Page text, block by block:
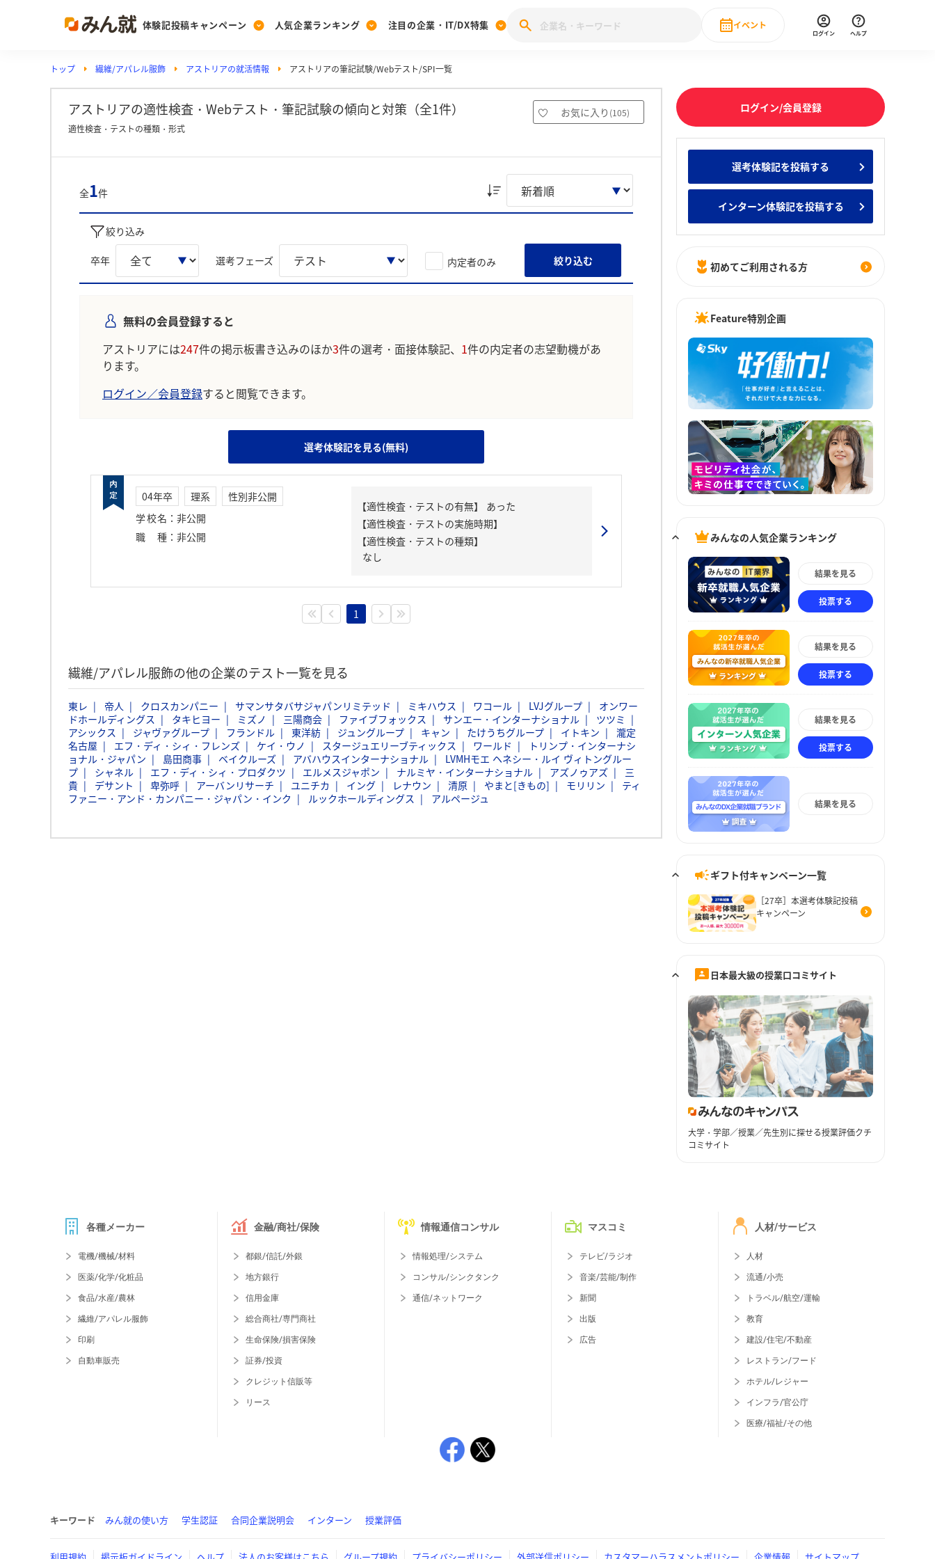
体験記投稿キャンペーン
Post
投稿する
[27卒] 本選考体験記投稿キャンペーン
人気企業ランキング
Ranking
ランキングを見る
みんなのDX企業就職ブランド調査
Vote みんなの新卒就職人気企業ランキング みんなのインターン人気企業ランキ
注目の企業・IT/DX特集
PickUp
注目の企業特集
注目の企業特集
28卒 IT・DX現場社員インタビュー
イベント
直近のイベント一覧
ログイン ヘルプ
トップ 繊維/アパレル服飾 アストリアの就活情報 アストリアの筆記試験/Webテスト/SPI一覧
アストリアの適性検査・Webテスト・筆記試験の傾向と対策（全1件） お気に入り (105)
適性検査・テストの種類・形式
全1件
絞り込み
卒年 選考フェーズ 内定者のみ 絞り込む
無料の会員登録すると
アストリアには247件の掲示板書き込みのほか3件の選考・面接体験記、 1件の内定者の志望動機があ
ります。
ログイン／会員登録すると閲覧できます。
選考体験記を見る(無料)
04年卒 理系
性別非公開
学校名 ： 非公開
職種 ： 非公開
【適性検査・テストの種類】
なし
1
繊維/アパレル服飾の他の企業のテスト一覧を見る
東レ 帝人 クロスカンパニー サマンサタバサジャパンリミテッド ミキハウス ワコール LVJグループ
オンワー
ドホールディングス
タキヒヨー ミズノ 三陽商会 ファイブフォックス サンエー・インターナショナル
ツツミ
アシックス
ジャヴァグループ フランドル 東洋紡 ジュングループ キャン たけうちグループ イトキン
瀧定
名古屋
エフ・ディ・シィ・フレンズ ケイ・ウノ スタージュエリーブティックス ワールド
トリンプ・インターナシ
ョナル・ジャパン
島田商事 ベイクルーズ アバハウスインターナショナル
LVMHモエ ヘネシー・ルイ ヴィトングルー
プ
シャネル エフ・ディ・シィ・プロダクツ エルメスジャポン ナルミヤ・インターナショナル アズノゥアズ
三
貴
デサント 卑弥呼 アーバンリサーチ ユニチカ イング レナウン 清原 やまと[きもの] モリリン
ティ
ファニー・アンド・カンパニー・ジャパン・インク
ルックホールディングス アルページュ
ログイン/会員登録
選考体験記を投稿する
インターン体験記を投稿する
初めてご利用される方
Feature特別企画
みんなの人気企業ランキング
結果を見る
投票する
結果を見る
投票する
結果を見る
投票する
結果を見る
ギフト付キャンペーン一覧
［27卒］本選考体験記投稿
キャンペーン
日本最大級の授業口コミサイト
大学・学部／授業／先生別に探せる授業評価クチ
コミサイト
各種メーカー
電機/機械/材料
医薬/化学/化粧品
食品/水産/農林
繊維/アパレル服飾
印刷
自動車販売
金融/商社/保険
都銀/信託/外銀
地方銀行
信用金庫
総合商社/専門商社
生命保険/損害保険
証券/投資
クレジット信販等
リース
情報通信コンサル
情報処理/システム
コンサル/シンクタンク
通信/ネットワーク
マスコミ
テレビ/ラジオ
音楽/芸能/制作
新聞
出版
広告
人材/サービス
人材
流通/小売
トラベル/航空/運輸
教育
建設/住宅/不動産
レストラン/フード
ホテル/レジャー
インフラ/官公庁
医療/福祉/その他
キーワード みん就の使い方 学生認証 合同企業説明会 インターン 授業評価